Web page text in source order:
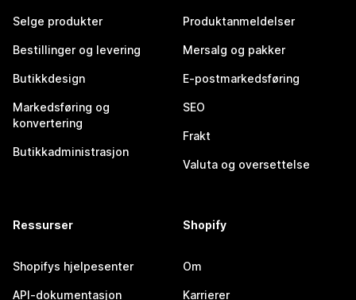
Selge produkter
Bestillinger og levering
Butikkdesign
Markedsføring og
konvertering
Butikkadministrasjon
Produktanmeldelser
Mersalg og pakker
E-postmarkedsføring
SEO
Frakt
Valuta og oversettelse
Ressurser
Shopifys hjelpesenter
API-dokumentasjon
Shopify
Om
Karrierer